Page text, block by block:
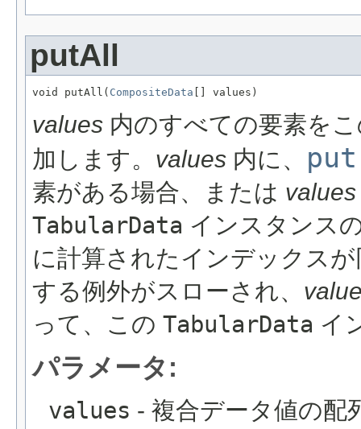
putAll
void putAll( CompositeData [] values)
values 内のすべての要素を
加します。 values 内に、 put
素がある場合、または values
TabularData インスタンス
に計算されたインデックス
する例外がスローされ、
って、この TabularData イ
パラメータ:
values - 複合データ値の配